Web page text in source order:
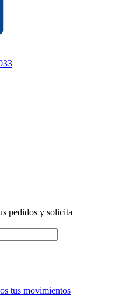
pedidos y solicita
tus movimientos